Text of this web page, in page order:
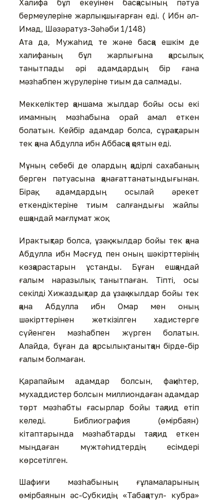
Халифа бұл екеуінен басқасының пәтуа
бермеулеріне жарлық шығарған еді. ( Ибн әл-
Имад, Шәзәратуз-Зәһәби 1/148)
Ата да, Мужаһид те және басқа ешкім де
халифаның бұл жарлығына қарсылық
танытпады әрі адамдардың бір ғана
мәзһабпен жүрулеріне тиым да салмады.
Меккеліктер қаншама жылдар бойы осы екі
имамның мәзһабына орай амал еткен
болатын. Кейбір адамдар болса, сұрақтарын
тек қана Абдулла ибн Аббасқа қоятын еді.
Мұның себебі де олардың қадірлі сахабаның
берген пәтуасына қанағаттанатындығынан.
Бірақ, адамдардың осылай әрекет
еткендіктеріне тиым салғандығы жайлы
ешқандай мағлұмат жоқ.
Ирактықтар болса, ұзақ жылдар бойы тек қана
Абдулла ибн Мәсғуд пен оның шәкірттерінің
көзқарастарын ұстанды. Бұған ешқандай
ғалым наразылық танытпаған. Тіпті, осы
секілді Хижаздықтар да ұзақ жылдар бойы тек
қана Абдулла ибн Омар мен оның
шәкірттерінен жеткізілген хадистерге
сүйенген мәзһабпен жүрген болатын.
Алайда, бұған да қарсылық танытқан бірде-бір
ғалым болмаған.
Қарапайым адамдар болсын, фақиһтер,
мухаддистер болсын миллиондаған адамдар
төрт мәзһабты ғасырлар бойы тақлид етіп
келеді. Библиография (өмірбаян)
кітаптарында мәзһабтарды тақлид еткен
мыңдаған мүжтәһидтердің есімдері
көрсетілген.
Шафиғи мәзһабының ғұламаларының
өмірбаянын әс-Субкидің «Табақатул- кубра»